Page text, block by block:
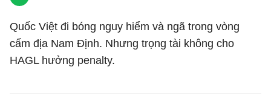
Quốc Việt đi bóng nguy hiểm và ngã trong vòng
cấm địa Nam Định. Nhưng trọng tài không cho
HAGL hưởng penalty.